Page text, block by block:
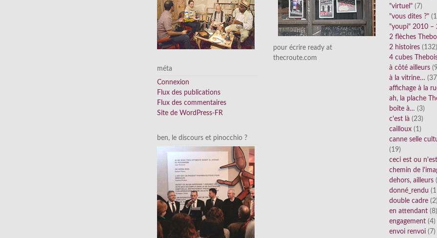
méta
Connexion
Flux des publications
Flux des commentaires
Site de WordPress-FR
ben, le discours et pinocchio ?
pour écrire ready at
thecroute.com
"virtuel" (7)
"vous dites ?"
"youpi" 2010 –
2 flèches
2 histoires (132)
4 cubes
à côté ailleurs
à la vitrine…
affichage à la
ah, la plache
boîte à… (3)
c'est là (23)
cailloux (1)
canne selle
(19)
ceci est ou
chemin de
dehors, ailleurs
donné_rendu
double cadre (2)
en attendant (8)
engagement (4)
envoi renvoi (7)